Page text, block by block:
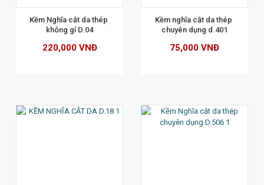
Kềm Nghĩa cắt da thép
không gỉ D.04
220,000 VNĐ
Kềm nghĩa cắt da thép
chuyên dụng d.401
75,000 VNĐ